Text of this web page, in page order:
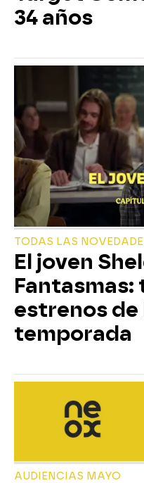
34 años
TODAS LAS
El joven
Fantasmas:
estrenos de
temporada
AUDIENCIAS MAYO